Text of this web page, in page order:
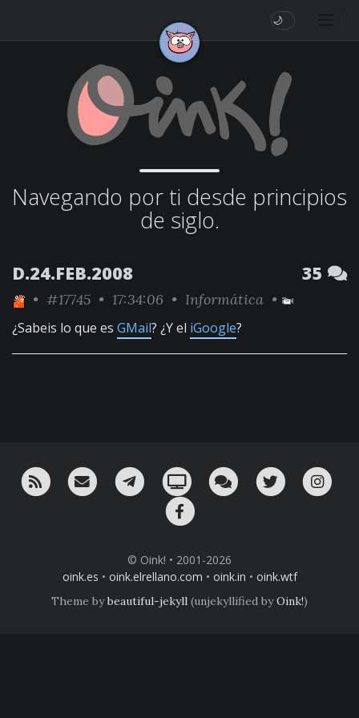
🌙
Navegando por ti desde principios
de siglo.
D.24.FEB.2008 35
• #17745 • 17:34:06 • Informática •
¿Sabeis lo que es GMail? ¿Y el iGoogle?
RSS ¡Mándame un email!¡Nuestro canal en Telegram!
Oink! TV Charla con nosotros
Twitter
© Oink! • 2001-2026
oink.es • oink.elrellano.com • oink.in • oink.wtf
Theme bybeautiful-jekyll (unjekyllified byOink!)